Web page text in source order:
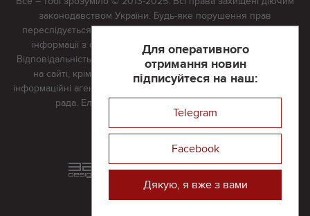
Для оперативного
отримання новин
підписуйтеся на наш:
Telegram
Facebook
Дякую, я вже з вами
законодавством України. Будь-яке порушення прав
переслідується в судовому порядку. Будь-яке відтворення
інформації з сайту тільки з письмово дозволу редакції.
Відповідальність за достовірність усіх матеріалів, розміщених
на сайті, крім матеріалів, які містять посилання на інші
інформаційні агентства або інтернет-видання, несе редакційна
рада. Електронна пошта:
Реклама на сайті
Розроблений та підтримується